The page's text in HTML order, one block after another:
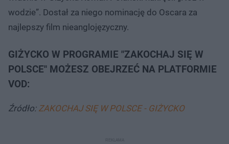
wodzie”. Dostał za niego nominację do Oscara za
najlepszy film nieanglojęzyczny.
GIŻYCKO W PROGRAMIE "ZAKOCHAJ SIĘ W
POLSCE" MOŻESZ OBEJRZEĆ NA PLATFORMIE
VOD:
Źródło: ZAKOCHAJ SIĘ W POLSCE - GIŻYCKO